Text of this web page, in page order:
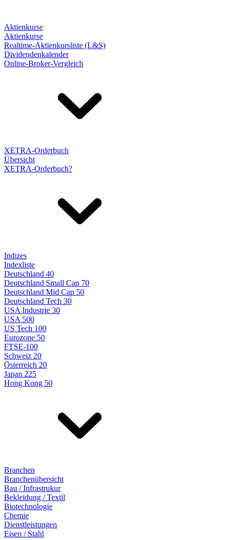
Aktienkurse
Aktienkurse
Realtime-Aktienkursliste (L&S)
Dividendenkalender
Online-Broker-Vergleich
XETRA-Orderbuch
Übersicht
XETRA-Orderbuch?
Indizes
Indexliste
Deutschland 40
Deutschland Small Cap 70
Deutschland Mid Cap 50
Deutschland Tech 30
USA Industrie 30
USA 500
US Tech 100
Eurozone 50
FTSE-100
Schweiz 20
Österreich 20
Japan 225
Hong Kong 50
Branchen
Branchenübersicht
Bau / Infrastrukur
Bekleidung / Textil
Biotechnologie
Chemie
Dienstleistungen
Eisen / Stahl